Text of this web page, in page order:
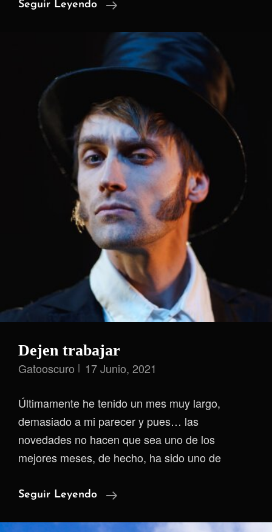
Seguir Leyendo Destrozado
Dejen trabajar
Gatooscuro 17 Junio, 2021
Últimamente he tenido un mes muy largo,
demasiado a mi parecer y pues… las
novedades no hacen que sea uno de los
mejores meses, de hecho, ha sido uno de
Seguir Leyendo
Dejen